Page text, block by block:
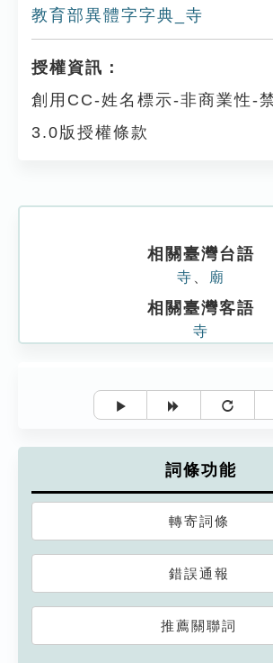
教育部異體字字典_寺
授權資訊：
創用CC-姓名標示-非商業性-
3.0版授權條款
相關臺灣台語
寺 廟
相關臺灣客語
寺
詞條功能
轉寄詞條
錯誤通報
推薦關聯詞